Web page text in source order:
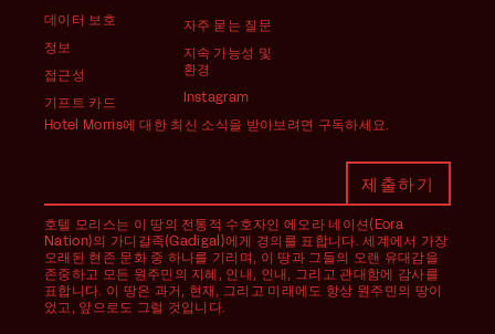
데이터 보호
정보
접근성
기프트 카드
자주 묻는 질문
지속 가능성 및
환경
Instagram
Hotel Morris에 대한 최신 소식을 받아보려면 구독하세요.
호텔 모리스는 이 땅의 전통적 수호자인 에오라 네이션(Eora
Nation)의 가디갈족(Gadigal)에게 경의를 표합니다. 세계에서 가장
오래된 현존 문화 중 하나를 기리며, 이 땅과 그들의 오랜 유대감을
존중하고 모든 원주민의 지혜, 인내, 인내, 그리고 관대함에 감사를
표합니다. 이 땅은 과거, 현재, 그리고 미래에도 항상 원주민의 땅이
었고, 앞으로도 그럴 것입니다.